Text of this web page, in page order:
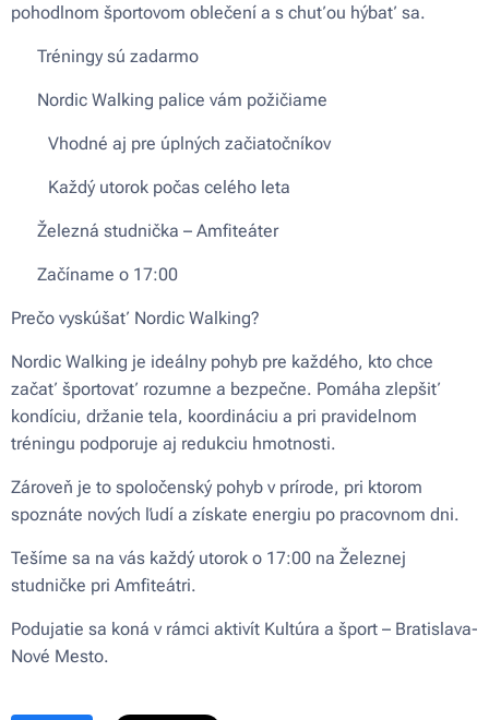
pohodlnom športovom oblečení a s chuťou hýbať sa.
✅ Tréningy sú zadarmo
✅ Nordic Walking palice vám požičiame
✅ Vhodné aj pre úplných začiatočníkov
✅ Každý utorok počas celého leta
✅ Železná studnička – Amfiteáter
✅ Začíname o 17:00
Prečo vyskúšať Nordic Walking?
Nordic Walking je ideálny pohyb pre každého, kto chce
začať športovať rozumne a bezpečne. Pomáha zlepšiť
kondíciu, držanie tela, koordináciu a pri pravidelnom
tréningu podporuje aj redukciu hmotnosti.
Zároveň je to spoločenský pohyb v prírode, pri ktorom
spoznáte nových ľudí a získate energiu po pracovnom dni.
Tešíme sa na vás každý utorok o 17:00 na Železnej
studničke pri Amfiteátri.
Podujatie sa koná v rámci aktivít Kultúra a šport – Bratislava-
Nové Mesto.